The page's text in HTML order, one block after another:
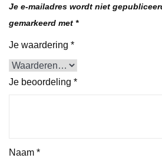
Je e-mailadres wordt niet
gemarkeerd met *
Je waardering *
Je beoordeling *
Naam *